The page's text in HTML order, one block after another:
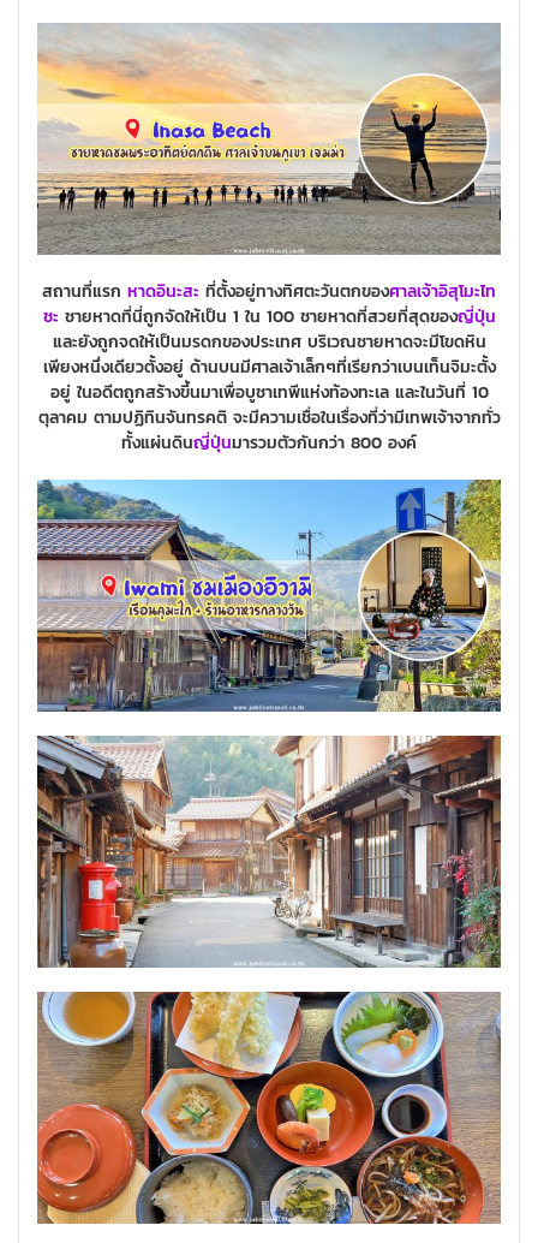
สถานที่แรก หาดอินะสะ ที่ตั้งอยู่ทางทิศตะวันตกของศาลเจ้าอิสุโมะไท
ชะ ชายหาดที่นี่ถูกจัดให้เป็น 1 ใน 100 ชายหาดที่สวยที่สุดของญี่ปุ่น
และยังถูกจดให้เป็นมรดกของประเทศ บริเวณชายหาดจะมีโขดหิน
เพียงหนึ่งเดียวตั้งอยู่ ด้านบนมีศาลเจ้าเล็กๆที่เรียกว่าเบนเท็นจิมะตั้ง
อยู่ ในอดีตถูกสร้างขึ้นมาเพื่อบูชาเทพีแห่งท้องทะเล และในวันที่ 10
ตุลาคม ตามปฏิทินจันทรคติ จะมีความเชื่อในเรื่องที่ว่ามีเทพเจ้าจากทั่ว
ทั้งแผ่นดินญี่ปุ่นมารวมตัวกันกว่า 800 องค์